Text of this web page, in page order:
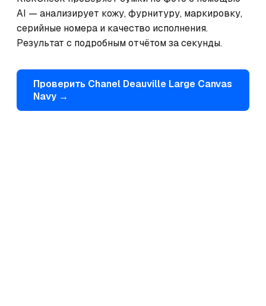
AI — анализирует кожу, фурнитуру, маркировку,
серийные номера и качество исполнения.
Результат с подробным отчётом за секунды.
Проверить Chanel Deauville Large Canvas
Navy →